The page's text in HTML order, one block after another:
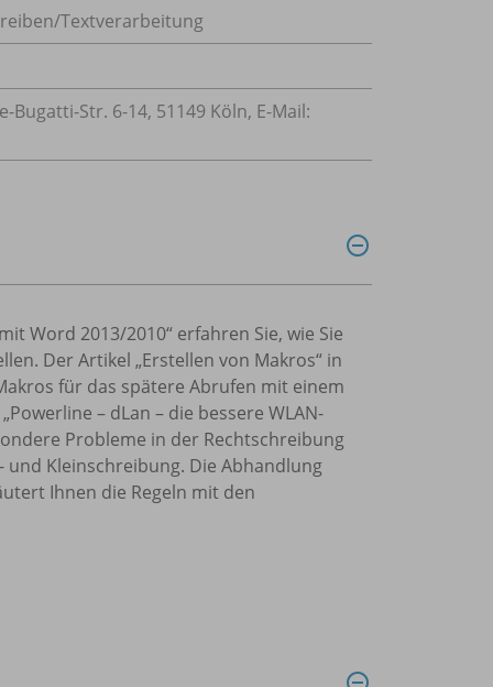
Textverarbeitung
Str. 6-14, 51149 Köln, E-Mail:
Word 2013/2010“ erfahren Sie, wie Sie
Der Artikel „Erstellen von Makros“ in
für das spätere Abrufen mit einem
– dLan – die bessere WLAN-
Probleme in der Rechtschreibung
Kleinschreibung. Die Abhandlung
Ihnen die Regeln mit den